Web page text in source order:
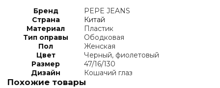
Бренд
PEPE JEANS
Страна
Китай
Материал
Пластик
Тип оправы
Ободковая
Пол
Женская
Цвет
Черный, фиолетовый
Размер
47/16/130
Дизайн
Кошачий глаз
Похожие товары